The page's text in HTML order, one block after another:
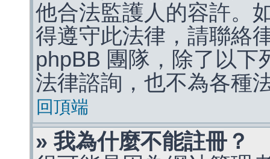
他合法監護人的容許。
得遵守此法律，請聯絡
phpBB 團隊，除了以下
法律諮詢，也不為各種
回頂端
» 我為什麼不能註冊？